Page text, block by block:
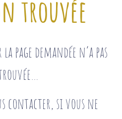
trouvée
page demandée n’a pas
contacter, si vous ne